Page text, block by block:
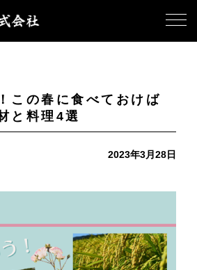
この春に食べておけば
と料理4選
2023年3月28日